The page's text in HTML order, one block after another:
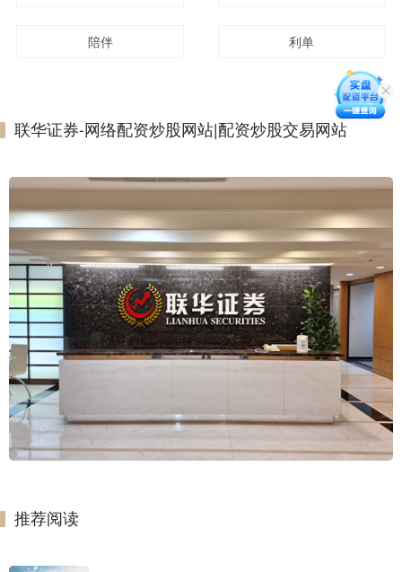
陪伴 利单
联华证券-网络配资炒股网站|配资炒股交易网站
推荐阅读